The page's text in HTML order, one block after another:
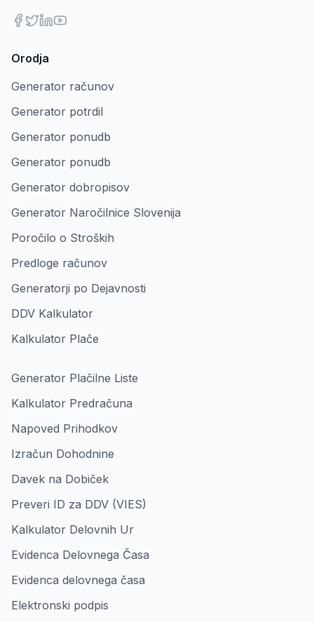
Orodja
Generator računov
Generator potrdil
Generator ponudb
Generator ponudb
Generator dobropisov
Generator Naročilnice Slovenija
Poročilo o Stroških
Predloge računov
Generatorji po Dejavnosti
DDV Kalkulator
Kalkulator Plače
Generator Plačilne Liste
Kalkulator Predračuna
Napoved Prihodkov
Izračun Dohodnine
Davek na Dobiček
Preveri ID za DDV (VIES)
Kalkulator Delovnih Ur
Evidenca Delovnega Časa
Evidenca delovnega časa
Elektronski podpis